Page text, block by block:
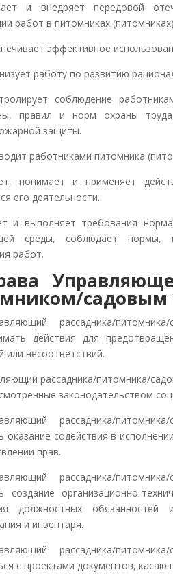
и внедряет передовой
работ в питомниках
эффективное
работу по развитию
соблюдение
правил и норм охраны
защиты.
работниками питомника
понимает и применяет
его деятельности.
и выполняет требования
среды, соблюдает нормы,
работ.
садовым
рассадника/
действия для
или несоответствий.
рассадника/питомника/
законодательством
рассадника/
оказание содействия в
прав.
рассадника/
создание организационно-
должностных обязанностей
и инвентаря.
рассадника/
с проектами документов,